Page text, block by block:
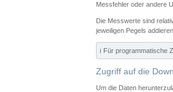
Messfehler oder andere
Die Messwerte sind
jeweiligen Pegels addieren.
ℹ️ Für programmatische
Zugriff auf die
Um die Daten